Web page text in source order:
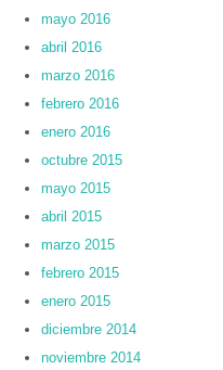
mayo 2016
abril 2016
marzo 2016
febrero 2016
enero 2016
octubre 2015
mayo 2015
abril 2015
marzo 2015
febrero 2015
enero 2015
diciembre 2014
noviembre 2014